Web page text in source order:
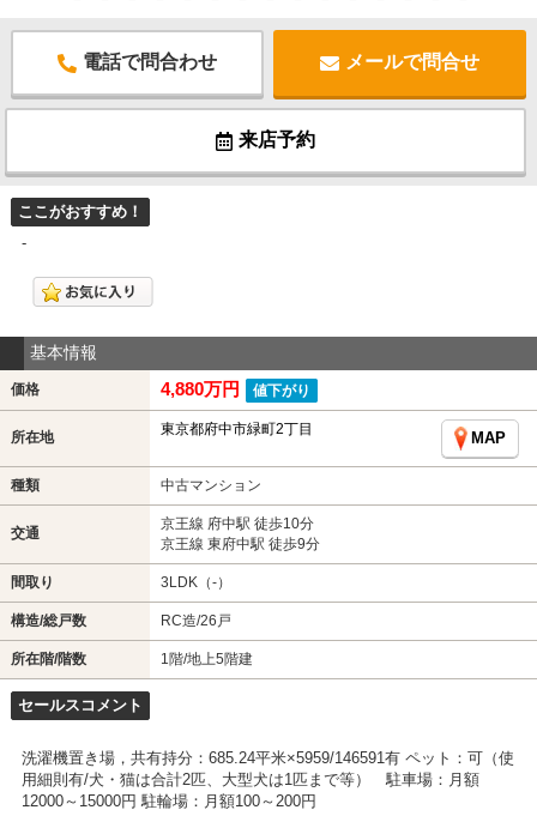
電話で問合わせ メールで問合せ
来店予約
ここがおすすめ！
-
基本情報
価格 4,880万円 値下がり
所在地 東京都府中市緑町2丁目
MAP
種類 中古マンション
交通
京王線 府中駅 徒歩10分
京王線 東府中駅 徒歩9分
間取り 3LDK（-）
構造/総戸数 RC造/26戸
所在階/階数 1階/地上5階建
セールスコメント
洗濯機置き場，共有持分：685.24平米×5959/146591有 ペット：可（使
用細則有/犬・猫は合計2匹、大型犬は1匹まで等） 駐車場：月額
12000～15000円 駐輪場：月額100～200円